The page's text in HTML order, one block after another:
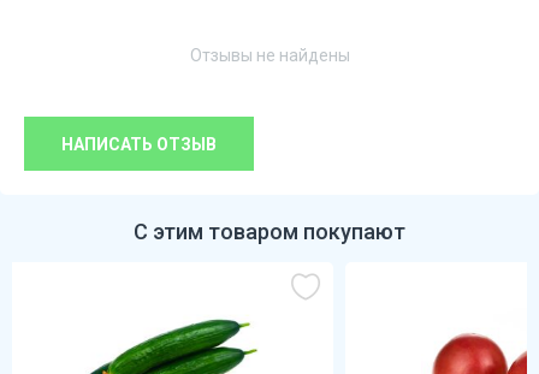
Отзывы не найдены
НАПИСАТЬ ОТЗЫВ
С этим товаром покупают